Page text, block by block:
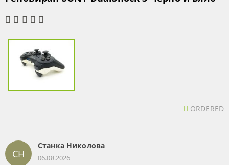
ORDERED
СН
Станка Николова
06.08.2026